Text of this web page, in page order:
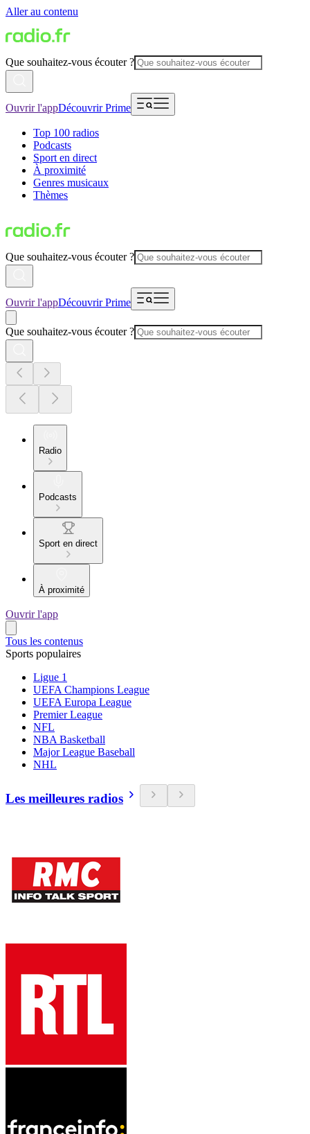
Aller au contenu
Que souhaitez-vous écouter ?
Ouvrir l'appDécouvrir Prime
Top 100 radios
Podcasts
Sport en direct
À proximité
Genres musicaux
Thèmes
Que souhaitez-vous écouter ?
Ouvrir l'appDécouvrir Prime
Que souhaitez-vous écouter ?
Radio
Podcasts
Sport en direct
À proximité
Ouvrir l'app
Tous les contenus
Sports populaires
Ligue 1
UEFA Champions League
UEFA Europa League
Premier League
NFL
NBA Basketball
Major League Baseball
NHL
Les meilleures radios